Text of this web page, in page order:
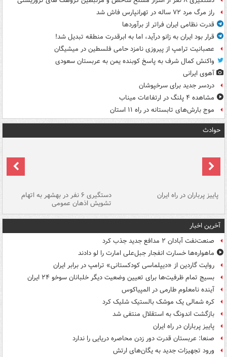
راز مرگ مرد ۷۲ ساله در تهرانپارس فاش شد
قدرت نظامی ایران فراتر از برآوردها
قرار بود ایران به زانو درآید، اما به ابرقدرت منطقه تبدیل شد!
عصبانیت ترامپ از پیروزی نامزد حامی فلسطین در میشیگان
واکنش کمال شرف به پاسخ کوبنده یمن به عربستان سعودی
آهوی ایرانی
دردسر جدید برای سرخپوشان
مشاهده ۴ پلنگ در ارتفاعات میناب
موج بارش‌های تابستانه در راه ۱۱ استان
حوادث
پاییز پرباران در راه ایران دستگیری ۶ نفر در بهشهر به اتهام
تشویش اذهان عمومی
آخرین اخبار
صنعت‌نفت آبادان ۲ مدافع جدید جذب کرد
ماهواره‌ها خسارت انفجار جبل‌علی امارت را لو دادند
روایت گاردین از «دیپلماسی کودکستانی» ترامپ در برابر ایران
بسیج تمام ظرفیت‌ها برای تعیین وضعیت دیگر خلبانان سوخو ۲۴ ایران
آینده نامعلوم طارمی در المپیاکوس
کره شمالی یک موشک بالستیک شلیک کرد
بازگشت اندونگ به استقلال منتفی شد
پاییز پرباران در راه ایران
صنعا: عربستان قدرت دور زدن محاصره دریایی را ندارد
ورود تجهیزات جدید به یگان‌های ارتش